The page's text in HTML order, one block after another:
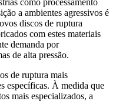
como processamento
a ambientes agressivos é
discos de ruptura
com estes materiais
demanda por
de alta pressão.
de ruptura mais
específicas. À medida que
mais especializados, a